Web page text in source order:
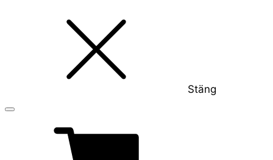
Stäng